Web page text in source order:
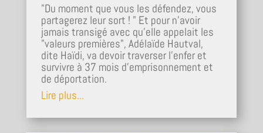
"Du moment que vous les défendez, vous
partagerez leur sort ! " Et pour n'avoir
jamais transigé avec qu'elle appelait les
"valeurs premières", Adélaïde Hautval,
dite Haïdi, va devoir traverser l'enfer et
survivre à 37 mois d'emprisonnement et
de déportation.
Lire plus...